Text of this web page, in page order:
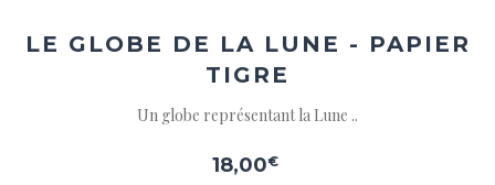
LE GLOBE DE LA LUNE - PAPIER
TIGRE
Un globe représentant la Lune ..
18,00€